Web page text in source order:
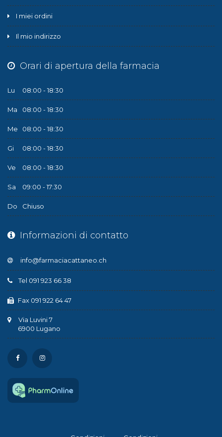
I miei ordini
Il mio indirizzo
Orari di apertura della farmacia
Lu 08:00 - 18:30
Ma 08:00 - 18:30
Me 08:00 - 18:30
Gi 08:00 - 18:30
Ve 08:00 - 18:30
Sa 09:00 - 17:30
Do Chiuso
Informazioni di contatto
Tel 091 923 66 38
Fax 091 922 64 47
Via Luvini 7
6900 Lugano